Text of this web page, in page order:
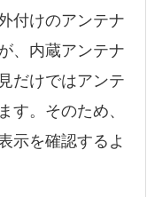
付けのアンテナ
、内蔵アンテナ
だけではアンテ
す。そのため、
示を確認するよ